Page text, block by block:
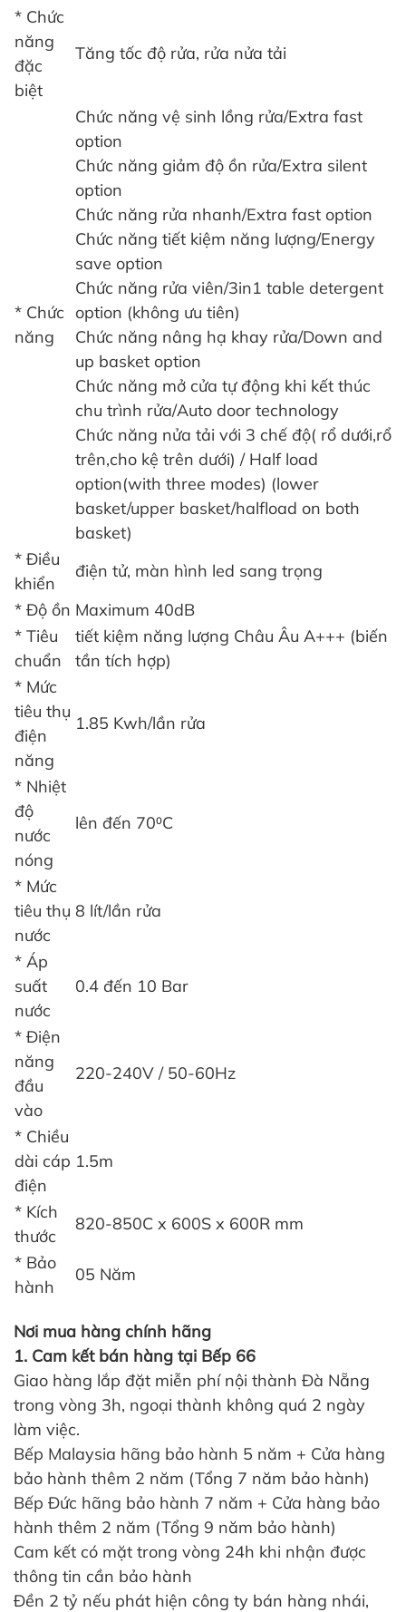
* Chức
năng
đặc
biệt
Tăng tốc độ rửa, rửa nửa tải
* Chức
năng
Chức năng vệ sinh lồng rửa/Extra fast
option
Chức năng giảm độ ồn rửa/Extra silent
option
Chức năng rửa nhanh/Extra fast option
Chức năng tiết kiệm năng lượng/Energy
save option
Chức năng rửa viên/3in1 table detergent
option (không ưu tiên)
Chức năng nâng hạ khay rửa/Down and
up basket option
Chức năng mở cửa tự động khi kết thúc
chu trình rửa/Auto door technology
Chức năng nửa tải với 3 chế độ( rổ dưới,rổ
trên,cho kệ trên dưới) / Half load
option(with three modes) (lower
basket/upper basket/halfload on both
basket)
* Điều
khiển
điện tử, màn hình led sang trọng
* Độ ồn Maximum 40dB
* Tiêu
chuẩn
tiết kiệm năng lượng Châu Âu A+++ (biến
tần tích hợp)
* Mức
tiêu thụ
điện
năng
1.85 Kwh/lần rửa
* Nhiệt
độ
nước
nóng
lên đến 70⁰C
* Mức
tiêu thụ
nước
8 lít/lần rửa
* Áp
suất
nước
0.4 đến 10 Bar
* Điện
năng
đầu
vào
220-240V / 50-60Hz
* Chiều
dài cáp
điện
1.5m
* Kích
thước
820-850C x 600S x 600R mm
* Bảo
hành
05 Năm
Nơi mua hàng chính hãng
1. Cam kết bán hàng tại Bếp 66
Giao hàng lắp đặt miễn phí nội thành Đà Nẵng
trong vòng 3h, ngoại thành không quá 2 ngày
làm việc.
Bếp Malaysia hãng bảo hành 5 năm + Cửa hàng
bảo hành thêm 2 năm (Tổng 7 năm bảo hành)
Bếp Đức hãng bảo hành 7 năm + Cửa hàng bảo
hành thêm 2 năm (Tổng 9 năm bảo hành)
Cam kết có mặt trong vòng 24h khi nhận được
thông tin cần bảo hành
Đền 2 tỷ nếu phát hiện công ty bán hàng nhái,